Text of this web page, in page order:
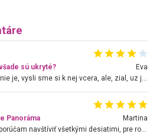
sú ukryté?
Eva
Hojdacka v Krpelanoch uz nie je, vysli sme si k nej vcera, ale, zial, uz je znicena. Ak sem planujete cestu len kvoli hojdacke, mozete si ju usetrit. Krasny vyhlad je tu vsak aj bez hojdacky :-)
Panoráma
Martina
Nádherné miesto ktoré odporúčam navštíviť všetkými desiatimi, pre rodiny s deťmi, dôchodcom... Proste a jednoducho ozaj rozprávkový les.. určite ešte prídeme. Odniesli sme si na pamiatku krásne tričká,